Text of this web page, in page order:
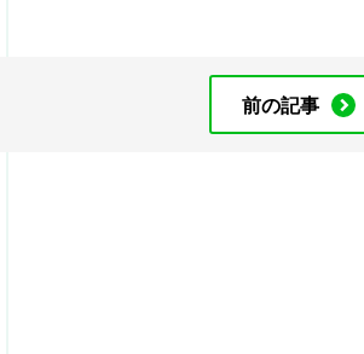
前の記事